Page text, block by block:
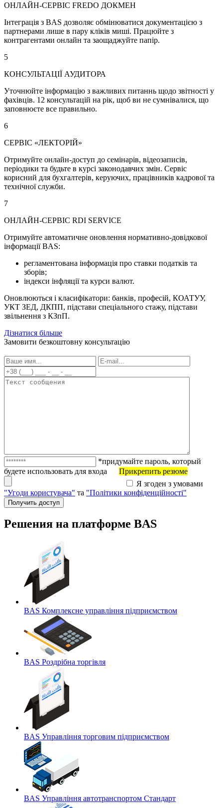
ОНЛАЙН-СЕРВІС FREDO ДОКМЕН
Інтеграція з BAS дозволяє обмінюватися документацією з
партнерами лише в пару кліків миші. Працюйте з
контрагентами онлайн та заощаджуйте папір.
5
КОНСУЛЬТАЦІЇ АУДИТОРА
Уточнюйте інформацію з важливих питаннь щодо звітності у
фахівців. 12 консультацій на рік, щоб ви не сумнівалися, що
заповнюєте все правильно.
6
СЕРВІС «ЛЕКТОРІЙ»
Отримуйте онлайн-доступ до семінарів, відеозаписів,
періодики та будьте в курсі законодавчих змін. Сервіс
корисний для бухгалтерів, керуючих, працівників кадрової та
технічної служби.
7
ОНЛАЙН-СЕРВІС RDI SERVICE
Отримуйте автоматичне оновлення нормативно-довідкової
інформації BAS:
регламентована інформація про ставки податків та
зборів;
індекси інфляції та курси валют.
Оновлюються і класифікатори: банків, професій, КОАТУУ,
УКТ ЗЕД, ДКПП, підстави спеціального стажу, підстави
звільнення з КЗпП.
Дізнатися більше
Замовити безкоштовну консультацію
*придумайте пароль, который
будете использовать для входа
Прикрепить резюме
Я згоден з умовами
"Угоди користувача" та "Політики конфіденційності"
Решения на платформе BAS
BAS Комплексне управління підприємством
BAS Роздрібна торгівля
BAS Управління торговим підприємством
BAS Управління автотранспортом Стандарт